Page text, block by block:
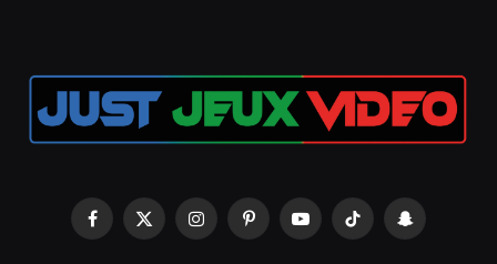
Facebook
X
InstagramPinterestYouTubeTikTok Snapchat